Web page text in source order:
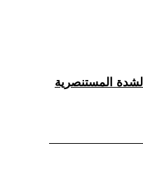
المستنصرية